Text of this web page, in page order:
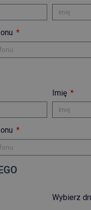
Imię
Wybierz